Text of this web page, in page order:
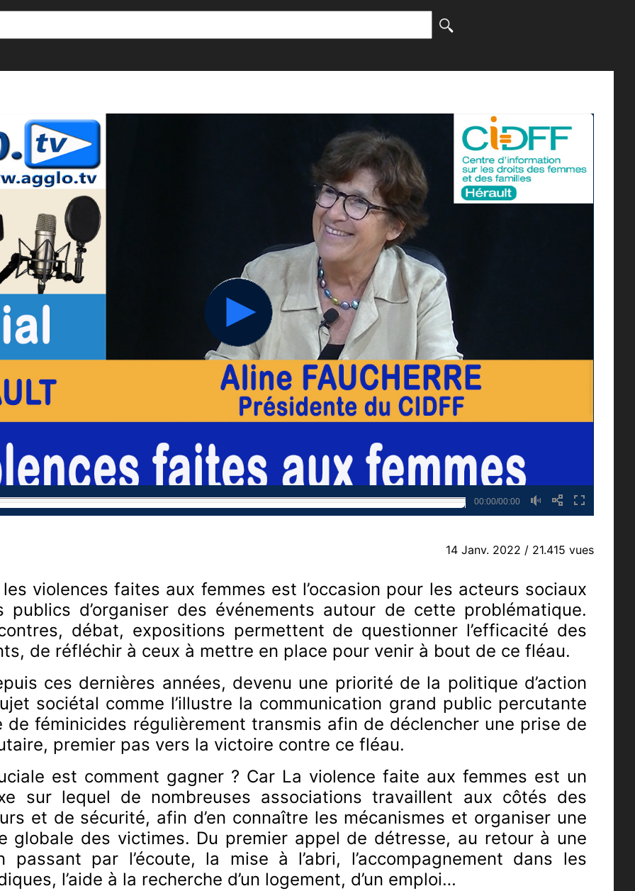
[()]
00:00/00:00
14 Janv. 2022 / 21.415 vues
violences faites aux femmes est l’occasion pour les acteurs sociaux
publics d’organiser des événements autour de cette problématique.
débat, expositions permettent de questionner l’efficacité des
de réfléchir à ceux à mettre en place pour venir à bout de ce fléau.
ces dernières années, devenu une priorité de la politique d’action
sociétal comme l’illustre la communication grand public percutante
de féminicides régulièrement transmis afin de déclencher une prise de
premier pas vers la victoire contre ce fléau.
est comment gagner ? Car La violence faite aux femmes est un
sur lequel de nombreuses associations travaillent aux côtés des
et de sécurité, afin d’en connaître les mécanismes et organiser une
globale des victimes. Du premier appel de détresse, au retour à une
passant par l’écoute, la mise à l’abri, l’accompagnement dans les
l’aide à la recherche d’un logement, d’un emploi…